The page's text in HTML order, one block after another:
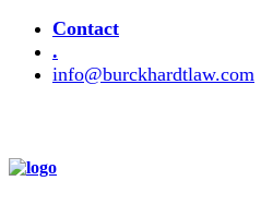
Contact
.
info@burckhardtlaw.com